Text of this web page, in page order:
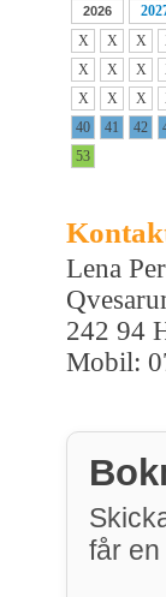
2026
X
X X
X
X X
X
X X
40
41 42
53
Lena
242 94
Mobil:
får